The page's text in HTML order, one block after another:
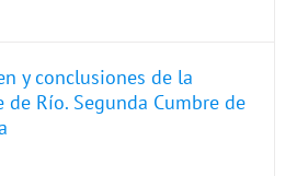
y conclusiones de la
de Río. Segunda Cumbre de